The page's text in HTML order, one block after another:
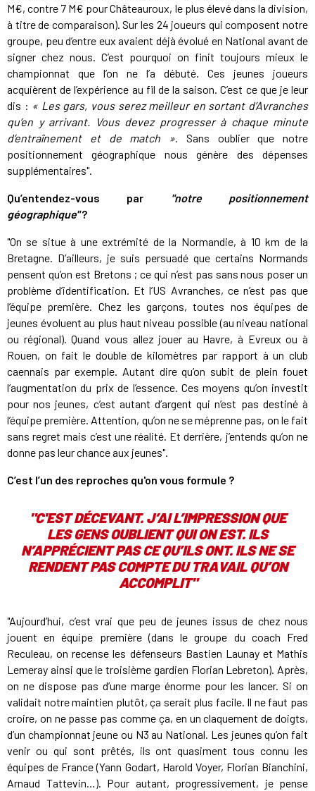
M€, contre 7 M€ pour Châteauroux, le plus élevé dans la division,
à titre de comparaison). Sur les 24 joueurs qui composent notre
groupe, peu d’entre eux avaient déjà évolué en National avant de
signer chez nous. C’est pourquoi on finit toujours mieux le
championnat que l’on ne l’a débuté. Ces jeunes joueurs
acquièrent de l’expérience au fil de la saison. C’est ce que je leur
dis : « Les gars, vous serez meilleur en sortant d’Avranches
qu’en y arrivant. Vous devez progresser à chaque minute
d’entraînement et de match ». Sans oublier que notre
positionnement géographique nous génère des dépenses
supplémentaires".
Qu’entendez-vous par
"notre positionnement
géographique"?
"On se situe à une extrémité de la Normandie, à 10 km de la
Bretagne. D’ailleurs, je suis persuadé que certains Normands
pensent qu’on est Bretons ; ce qui n’est pas sans nous poser un
problème d’identification. Et l’US Avranches, ce n’est pas que
l’équipe première. Chez les garçons, toutes nos équipes de
jeunes évoluent au plus haut niveau possible (au niveau national
ou régional). Quand vous allez jouer au Havre, à Evreux ou à
Rouen, on fait le double de kilomètres par rapport à un club
caennais par exemple. Autant dire qu’on subit de plein fouet
l’augmentation du prix de l’essence. Ces moyens qu’on investit
pour nos jeunes, c’est autant d’argent qui n’est pas destiné à
l’équipe première. Attention, qu’on ne se méprenne pas, on le fait
sans regret mais c’est une réalité. Et derrière, j’entends qu’on ne
donne pas leur chance aux jeunes".
C’est l’un des reproches qu'on vous formule ?
"C'EST DÉCEVANT. J’AI L’IMPRESSION QUE
LES GENS OUBLIENT QUI ON EST. ILS
N’APPRÉCIENT PAS CE QU’ILS ONT. ILS NE SE
RENDENT PAS COMPTE DU TRAVAIL QU’ON
ACCOMPLIT"
"Aujourd’hui, c’est vrai que peu de jeunes issus de chez nous
jouent en équipe première (dans le groupe du coach Fred
Reculeau, on recense les défenseurs Bastien Launay et Mathis
Lemeray ainsi que le troisième gardien Florian Lebreton). Après,
on ne dispose pas d’une marge énorme pour les lancer. Si on
validait notre maintien plutôt, ça serait plus facile. Il ne faut pas
croire, on ne passe pas comme ça, en un claquement de doigts,
d’un championnat jeune ou N3 au National. Les jeunes qu’on fait
venir ou qui sont prêtés, ils ont quasiment tous connu les
équipes de France (Yann Godart, Harold Voyer, Florian Bianchini,
Arnaud Tattevin…). Pour autant, progressivement, je pense